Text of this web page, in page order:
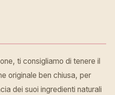
ti consigliamo di tenere il
originale ben chiusa, per
dei suoi ingredienti naturali